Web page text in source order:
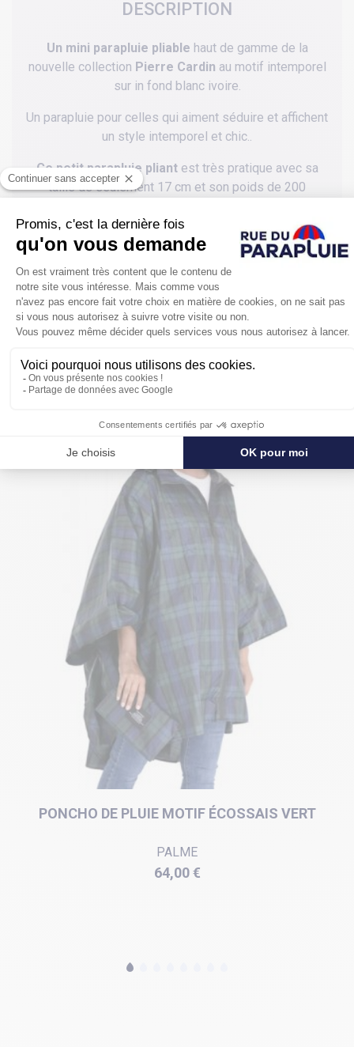
DESCRIPTION
Un mini parapluie pliable haut de gamme de la
nouvelle collection Pierre Cardin au motif intemporel
sur in fond blanc ivoire.
Un parapluie pour celles qui aiment séduire et affichent
un style intemporel et chic..
Ce petit parapluie pliant est très pratique avec sa
taille de seulement 17 cm et son poids de 200
POUR SE PROTÉGER ENCORE PLUS
DE LA PLUIE
PONCHO DE PLUIE MOTIF ÉCOSSAIS VERT
PALME
Prix
64,00 €